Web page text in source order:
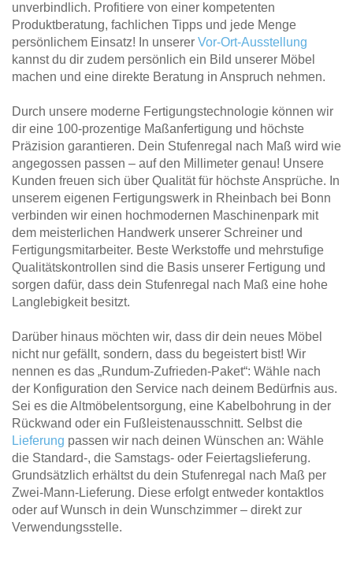
unverbindlich. Profitiere von einer kompetenten
Produktberatung, fachlichen Tipps und jede Menge
persönlichem Einsatz! In unserer Vor-Ort-Ausstellung
kannst du dir zudem persönlich ein Bild unserer Möbel
machen und eine direkte Beratung in Anspruch nehmen.
Durch unsere moderne Fertigungstechnologie können wir
dir eine 100-prozentige Maßanfertigung und höchste
Präzision garantieren. Dein Stufenregal nach Maß wird wie
angegossen passen – auf den Millimeter genau! Unsere
Kunden freuen sich über Qualität für höchste Ansprüche. In
unserem eigenen Fertigungswerk in Rheinbach bei Bonn
verbinden wir einen hochmodernen Maschinenpark mit
dem meisterlichen Handwerk unserer Schreiner und
Fertigungsmitarbeiter. Beste Werkstoffe und mehrstufige
Qualitätskontrollen sind die Basis unserer Fertigung und
sorgen dafür, dass dein Stufenregal nach Maß eine hohe
Langlebigkeit besitzt.
Darüber hinaus möchten wir, dass dir dein neues Möbel
nicht nur gefällt, sondern, dass du begeistert bist! Wir
nennen es das „Rundum-Zufrieden-Paket“: Wähle nach
der Konfiguration den Service nach deinem Bedürfnis aus.
Sei es die Altmöbelentsorgung, eine Kabelbohrung in der
Rückwand oder ein Fußleistenausschnitt. Selbst die
Lieferung passen wir nach deinen Wünschen an: Wähle
die Standard-, die Samstags- oder Feiertagslieferung.
Grundsätzlich erhältst du dein Stufenregal nach Maß per
Zwei-Mann-Lieferung. Diese erfolgt entweder kontaktlos
oder auf Wunsch in dein Wunschzimmer – direkt zur
Verwendungsstelle.